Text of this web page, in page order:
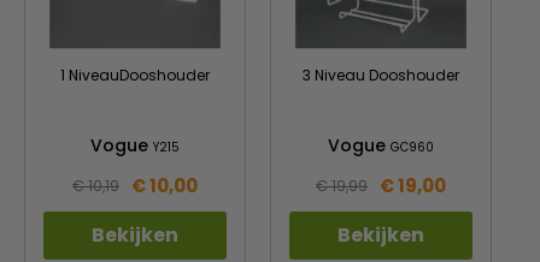
1 NiveauDooshouder
Vogue Y215
€ 10,19 € 10,00
Bekijken
3 Niveau Dooshouder
Vogue GC960
€ 19,99 € 19,00
Bekijken